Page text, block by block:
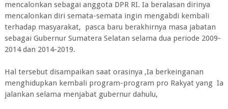
mencalonkan sebagai anggota DPR RI. Ia beralasan dirinya
mencalonkan diri semata-semata ingin mengabdi kembali
terhadap masyarakat, pasca baru berakhirnya masa jabatan
sebagai Gubernur Sumatera Selatan selama dua periode 2009-
2014 dan 2014-2019.
Hal tersebut disampaikan saat orasinya ,Ia berkeinganan
menghidupkan kembali program-program pro Rakyat yang Ia
jalankan selama menjabat gubernur dahulu,